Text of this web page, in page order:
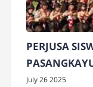
PERJUSA
DAN
July 26 2025